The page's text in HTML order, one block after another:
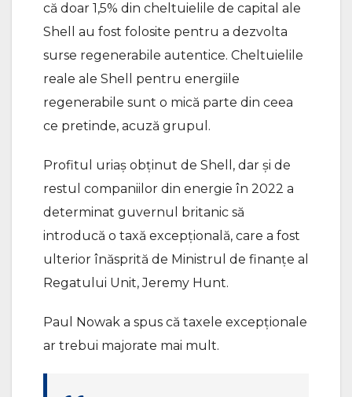
că doar 1,5% din cheltuielile de capital ale
Shell au fost folosite pentru a dezvolta
surse regenerabile autentice. Cheltuielile
reale ale Shell pentru energiile
regenerabile sunt o mică parte din ceea
ce pretinde, acuză grupul.
Profitul uriaş obţinut de Shell, dar şi de
restul companiilor din energie în 2022 a
determinat guvernul britanic să
introducă o taxă excepțională, care a fost
ulterior înăsprită de Ministrul de finanțe al
Regatului Unit, Jeremy Hunt.
Paul Nowak a spus că taxele excepționale
ar trebui majorate mai mult.